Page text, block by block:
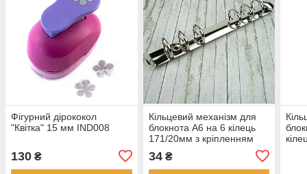
Фігурний дірококол
"Квітка" 15 мм IND008
130 ₴
Кільцевий механізм для
блокнота А6 на 6 кілець
171/20мм з кріпленням
34₴